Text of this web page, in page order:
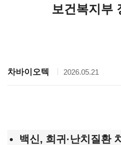
보건복지부
차바이오텍 2026.05.21
백신, 희귀·난치질환